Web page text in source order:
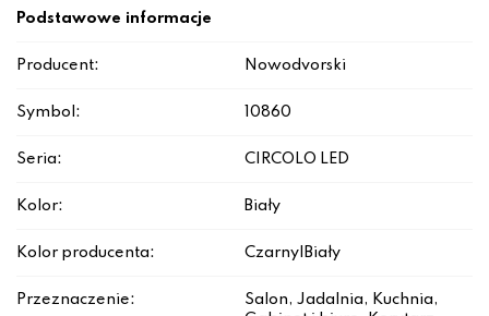
Podstawowe informacje
Producent: Nowodvorski
Symbol: 10860
Seria: CIRCOLO LED
Kolor: Biały
Kolor producenta: Czarny|Biały
Przeznaczenie:
Salon, Jadalnia, Kuchnia,